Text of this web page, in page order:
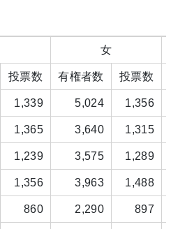
女
投票数 有権者数 投票数
1,339 5,024 1,356
1,365 3,640 1,315
1,239 3,575 1,289
1,356 3,963 1,488
860 2,290 897